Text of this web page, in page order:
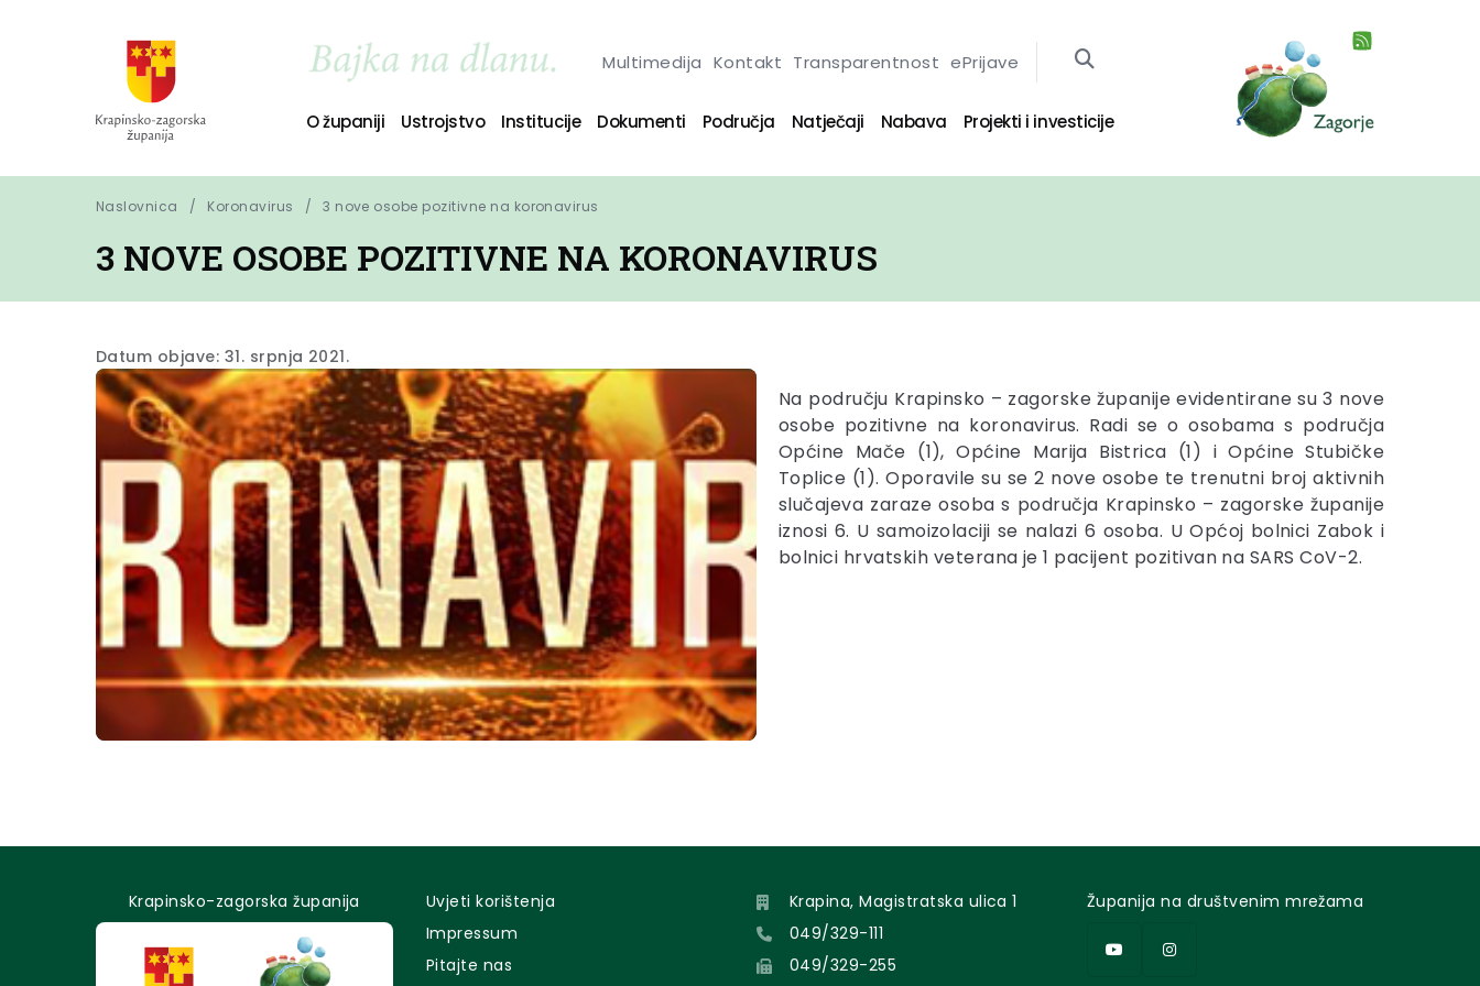
Multimedija Kontakt Transparentnost ePrijave
O županiji Ustrojstvo Institucije Dokumenti Područja Natječaji Nabava Projekti i investicije
Naslovnica Koronavirus 3 nove osobe pozitivne na koronavirus
3 NOVE OSOBE POZITIVNE NA KORONAVIRUS
Datum objave: 31. srpnja 2021.
Na području Krapinsko – zagorske županije evidentirane su 3 nove
osobe pozitivne na koronavirus. Radi se o osobama s područja
Općine Mače (1), Općine Marija Bistrica (1) i Općine Stubičke
Toplice (1). Oporavile su se 2 nove osobe te trenutni broj aktivnih
slučajeva zaraze osoba s područja Krapinsko – zagorske županije
iznosi 6. U samoizolaciji se nalazi 6 osoba. U Općoj bolnici Zabok i
bolnici hrvatskih veterana je 1 pacijent pozitivan na SARS CoV-2.
Krapinsko-zagorska županija
Uvjeti korištenja
Impressum
Pitajte nas
Krapina, Magistratska ulica 1
049/329-111
049/329-255
Županija na društvenim mrežama